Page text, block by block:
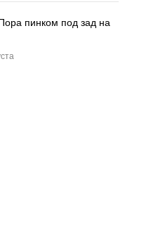
пинком под зад на